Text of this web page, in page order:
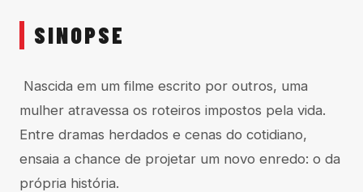
SINOPSE
Nascida em um filme escrito por outros, uma
mulher atravessa os roteiros impostos pela vida.
Entre dramas herdados e cenas do cotidiano,
ensaia a chance de projetar um novo enredo: o da
própria história.